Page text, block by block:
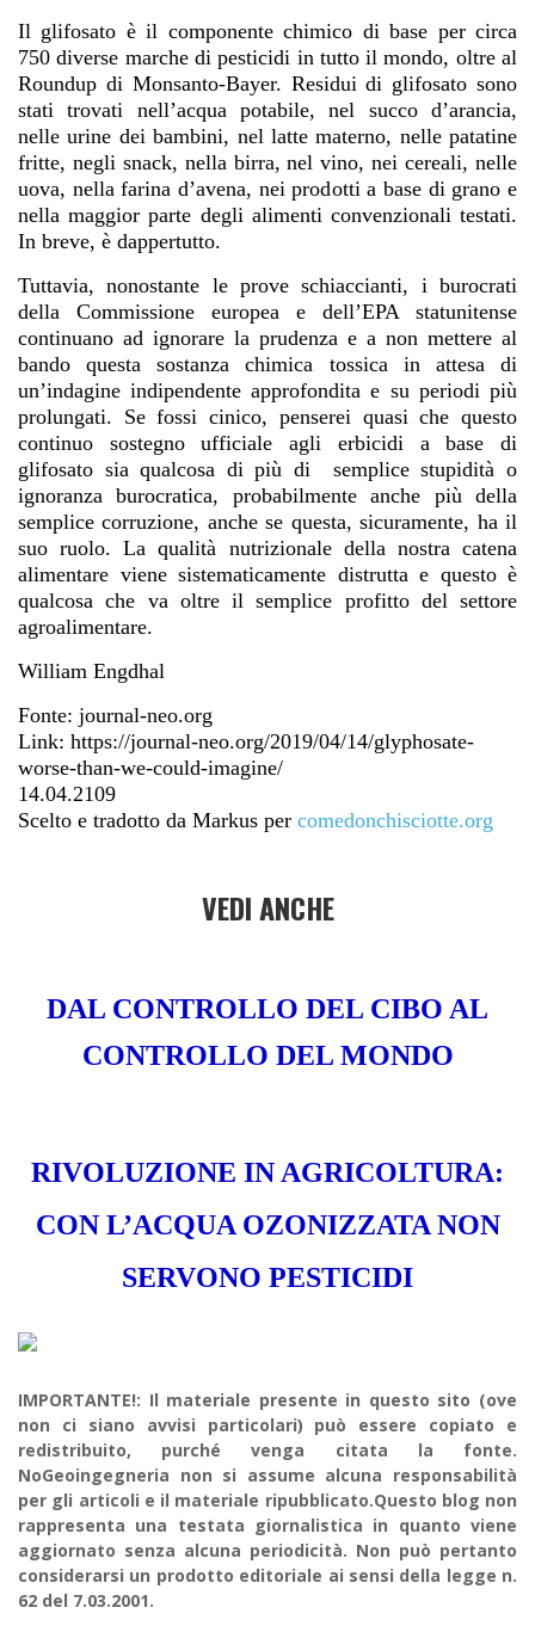
Il glifosato è il componente chimico di base per circa
750 diverse marche di pesticidi in tutto il mondo, oltre al
Roundup di Monsanto-Bayer. Residui di glifosato sono
stati trovati nell’acqua potabile, nel succo d’arancia,
nelle urine dei bambini, nel latte materno, nelle patatine
fritte, negli snack, nella birra, nel vino, nei cereali, nelle
uova, nella farina d’avena, nei prodotti a base di grano e
nella maggior parte degli alimenti convenzionali testati.
In breve, è dappertutto.
Tuttavia, nonostante le prove schiaccianti, i burocrati
della Commissione europea e dell’EPA statunitense
continuano ad ignorare la prudenza e a non mettere al
bando questa sostanza chimica tossica in attesa di
un’indagine indipendente approfondita e su periodi più
prolungati. Se fossi cinico, penserei quasi che questo
continuo sostegno ufficiale agli erbicidi a base di
glifosato sia qualcosa di più di semplice stupidità o
ignoranza burocratica, probabilmente anche più della
semplice corruzione, anche se questa, sicuramente, ha il
suo ruolo. La qualità nutrizionale della nostra catena
alimentare viene sistematicamente distrutta e questo è
qualcosa che va oltre il semplice profitto del settore
agroalimentare.
William Engdhal
Fonte: journal-neo.org
Link: https://journal-neo.org/2019/04/14/glyphosate-
worse-than-we-could-imagine/
14.04.2109
Scelto e tradotto da Markus per comedonchisciotte.org
VEDI ANCHE
DAL CONTROLLO DEL CIBO AL
CONTROLLO DEL MONDO
RIVOLUZIONE IN AGRICOLTURA:
CON L’ACQUA OZONIZZATA NON
SERVONO PESTICIDI
IMPORTANTE!: Il materiale presente in questo sito (ove
non ci siano avvisi particolari) può essere copiato e
redistribuito, purché venga citata la fonte.
NoGeoingegneria non si assume alcuna responsabilità
per gli articoli e il materiale ripubblicato.Questo blog non
rappresenta una testata giornalistica in quanto viene
aggiornato senza alcuna periodicità. Non può pertanto
considerarsi un prodotto editoriale ai sensi della legge n.
62 del 7.03.2001.